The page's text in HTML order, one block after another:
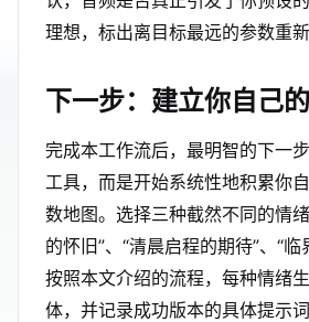
理想，标出离目标最远的参数重新
下一步：建立你自己
完成本工作流后，最明智的下一
工具，而是开始系统性地积累你
数地图。选择三种截然不同的情
的怀旧”、“清晨启程的期待”、“临
按照本文介绍的流程，每种情绪
体，并记录成功版本的具体提示